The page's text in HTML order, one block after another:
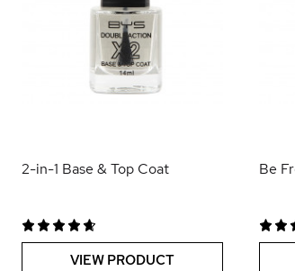
2-in-1 Base & Top Coat
VIEW PRODUCT
Be